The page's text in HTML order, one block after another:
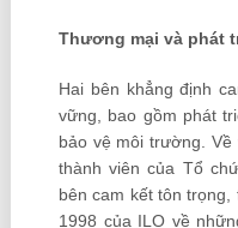
Thương mại và phát
Hai bên khẳng định
vững, bao gồm phát
bảo vệ môi trường.
thành viên của Tổ
bên cam kết tôn
1998 của ILO về